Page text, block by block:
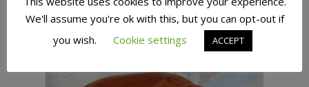
We'll assume you're ok with this, but you can opt-out if
you wish.
Cookie settings ACCEPT